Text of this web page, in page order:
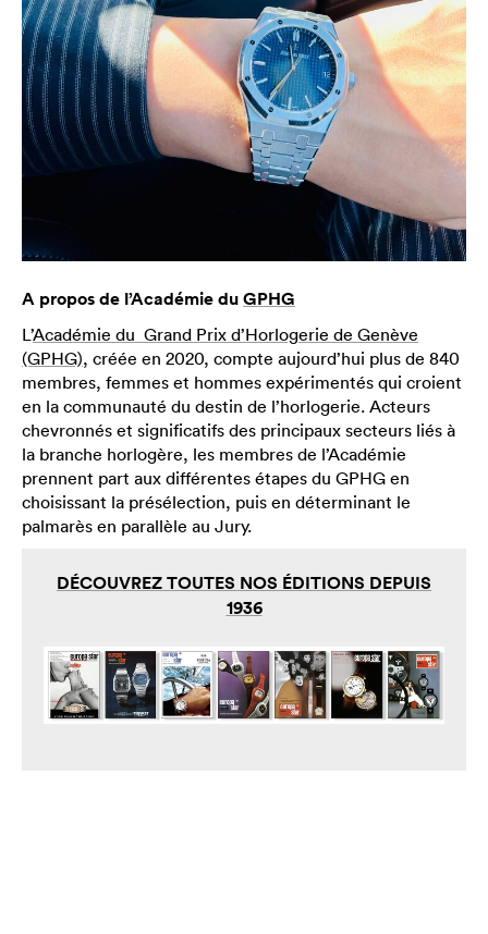
A propos de l’Académie duGPHG
L’Académie du Grand Prix d’Horlogerie de Genève
(GPHG), créée en 2020, compte aujourd’hui plus de 840
membres, femmes et hommes expérimentés qui croient
en la communauté du destin de l’horlogerie. Acteurs
chevronnés et significatifs des principaux secteurs liés à
la branche horlogère, les membres de l’Académie
prennent part aux différentes étapes du GPHG en
choisissant la présélection, puis en déterminant le
palmarès en parallèle au Jury.
DÉCOUVREZ TOUTES NOS ÉDITIONS DEPUIS
1936